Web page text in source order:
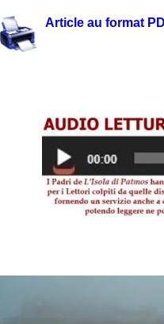
Article au format